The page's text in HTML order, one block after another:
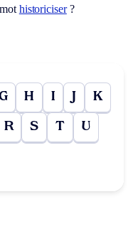
historiciser?
H I J K
R S T U